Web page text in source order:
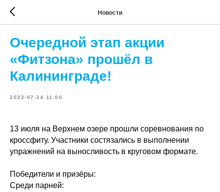
Новости
Очередной этап акции
«Фитзона» прошёл в
Калининграде!
2022-07-14 11:00
13 июля на Верхнем озере прошли соревнования по
кроссфиту. Участники состязались в выполнении
упражнений на выносливость в круговом формате.
Победители и призёры:
Среди парней: